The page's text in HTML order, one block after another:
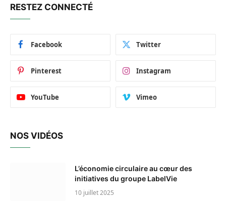
RESTEZ CONNECTÉ
Facebook Twitter
Pinterest Instagram
YouTube Vimeo
NOS VIDÉOS
L’économie circulaire au cœur des
initiatives du groupe LabelVie
10 juillet 2025